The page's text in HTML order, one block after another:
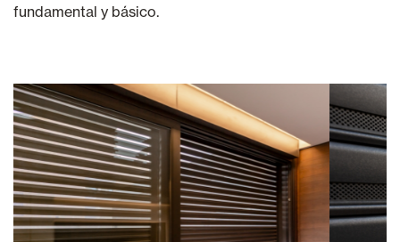
fundamental y básico.